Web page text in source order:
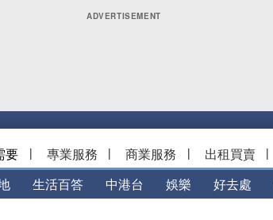
要 | 專業服務 | 商業服務 | 出租買賣 |
生活百答 中港台 娛樂 好去處